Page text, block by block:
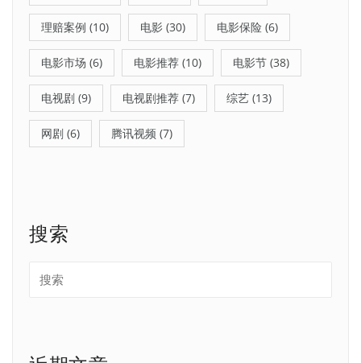
理赔案例 (10) 电影 (30) 电影保险 (6)
电影市场 (6) 电影推荐 (10) 电影节 (38)
电视剧 (9) 电视剧推荐 (7) 综艺 (13)
网剧 (6) 腾讯视频 (7)
搜索